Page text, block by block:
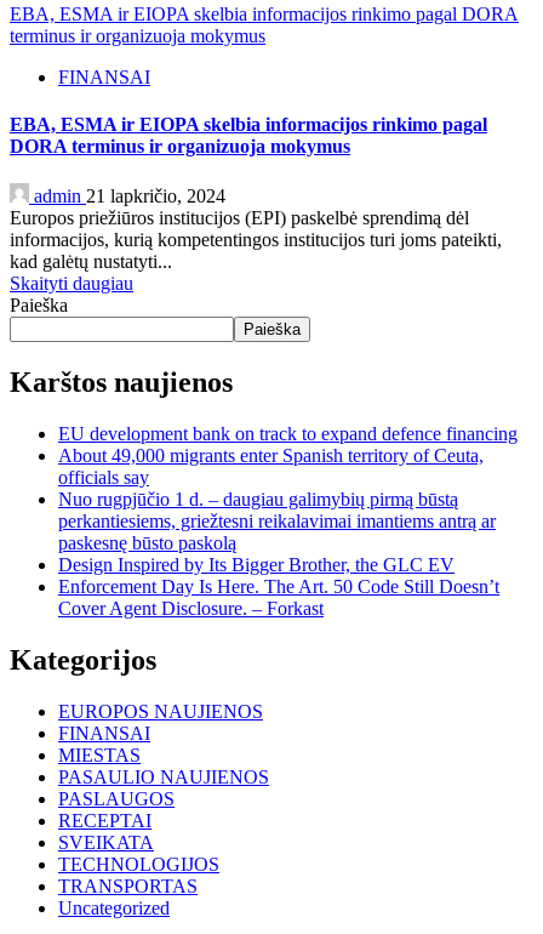
EBA, ESMA ir EIOPA skelbia informacijos rinkimo pagal DORA
terminus ir organizuoja mokymus
FINANSAI
EBA, ESMA ir EIOPA skelbia informacijos rinkimo pagal
DORA terminus ir organizuoja mokymus
admin 21 lapkričio, 2024
Europos priežiūros institucijos (EPI) paskelbė sprendimą dėl
informacijos, kurią kompetentingos institucijos turi joms pateikti,
kad galėtų nustatyti...
Skaityti daugiau
Paieška
Paieška
Karštos naujienos
EU development bank on track to expand defence financing
About 49,000 migrants enter Spanish territory of Ceuta,
officials say
Nuo rugpjūčio 1 d. – daugiau galimybių pirmą būstą
perkantiesiems, griežtesni reikalavimai imantiems antrą ar
paskesnę būsto paskolą
Design Inspired by Its Bigger Brother, the GLC EV
Enforcement Day Is Here. The Art. 50 Code Still Doesn’t
Cover Agent Disclosure. – Forkast
Kategorijos
EUROPOS NAUJIENOS
FINANSAI
MIESTAS
PASAULIO NAUJIENOS
PASLAUGOS
RECEPTAI
SVEIKATA
TECHNOLOGIJOS
TRANSPORTAS
Uncategorized